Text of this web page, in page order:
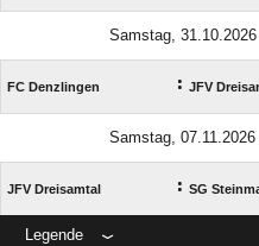
Samstag,
FC Denzlingen : JFV
Samstag,
JFV Dreisamtal : SG
Legende